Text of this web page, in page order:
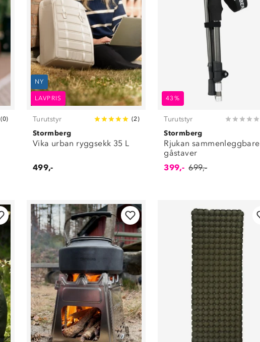
(0)
NY
LAVPRIS
Turutstyr (2)
Stormberg
Vika urban ryggsekk 35 L
499,-
43%
Turutstyr
Stormberg
Rjukan sammenleggbare
gåstaver
399,- 699,-